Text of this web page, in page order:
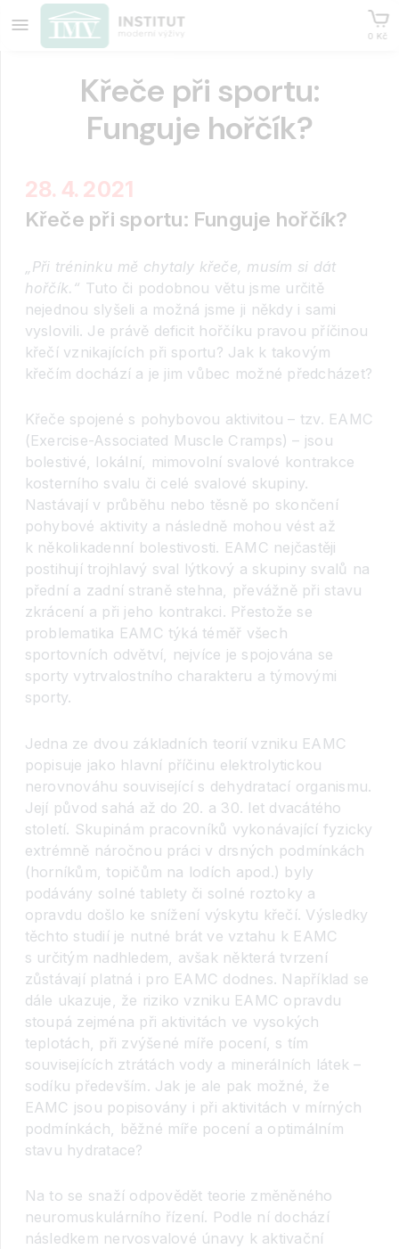
0 Kč
Křeče při sportu:
Funguje hořčík?
28. 4. 2021
Křeče při sportu: Funguje hořčík?
„Při tréninku mě chytaly křeče, musím si dát
hořčík.“ Tuto či podobnou větu jsme určitě
nejednou slyšeli a možná jsme ji někdy i sami
vyslovili. Je právě deficit hořčíku pravou příčinou
křečí vznikajících při sportu? Jak k takovým
křečím dochází a je jim vůbec možné předcházet?
Křeče spojené s pohybovou aktivitou – tzv. EAMC
(Exercise-Associated Muscle Cramps) – jsou
bolestivé, lokální, mimovolní svalové kontrakce
kosterního svalu či celé svalové skupiny.
Nastávají v průběhu nebo těsně po skončení
pohybové aktivity a následně mohou vést až
k několikadenní bolestivosti. EAMC nejčastěji
postihují trojhlavý sval lýtkový a skupiny svalů na
přední a zadní straně stehna, převážně při stavu
zkrácení a při jeho kontrakci. Přestože se
problematika EAMC týká téměř všech
sportovních odvětví, nejvíce je spojována se
sporty vytrvalostního charakteru a týmovými
sporty.
Jedna ze dvou základních teorií vzniku EAMC
popisuje jako hlavní příčinu elektrolytickou
nerovnováhu související s dehydratací organismu.
Její původ sahá až do 20. a 30. let dvacátého
století. Skupinám pracovníků vykonávající fyzicky
extrémně náročnou práci v drsných podmínkách
(horníkům, topičům na lodích apod.) byly
podávány solné tablety či solné roztoky a
opravdu došlo ke snížení výskytu křečí. Výsledky
těchto studií je nutné brát ve vztahu k EAMC
s určitým nadhledem, avšak některá tvrzení
zůstávají platná i pro EAMC dodnes. Například se
dále ukazuje, že riziko vzniku EAMC opravdu
stoupá zejména při aktivitách ve vysokých
teplotách, při zvýšené míře pocení, s tím
souvisejících ztrátách vody a minerálních látek –
sodíku především. Jak je ale pak možné, že
EAMC jsou popisovány i při aktivitách v mírných
podmínkách, běžné míře pocení a optimálním
stavu hydratace?
Na to se snaží odpovědět teorie změněného
neuromuskulárního řízení. Podle ní dochází
následkem nervosvalové únavy k aktivační